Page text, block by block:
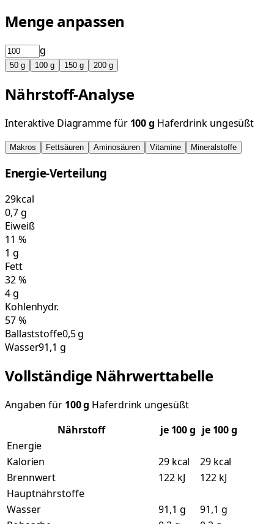
Menge anpassen
g
50 g 100 g 150 g 200 g
Nährstoff-Analyse
Interaktive Diagramme für 100g Haferdrink ungesüßt
Makros Fettsäuren Aminosäuren Vitamine Mineralstoffe
Energie-Verteilung
29kcal
0,7g
Eiweiß
11 %
1 g
Fett
32%
4g
Kohlenhydr.
57%
Ballaststoffe0,5 g
Wasser91,1 g
Vollständige Nährwerttabelle
Angaben für 100g Haferdrink ungesüßt
Nährstoff
je 100g je 100 g
Energie
Kalorien
29 kcal
29 kcal
Brennwert
122 kJ
122 kJ
Hauptnährstoffe
Wasser
91,1 g
91,1 g